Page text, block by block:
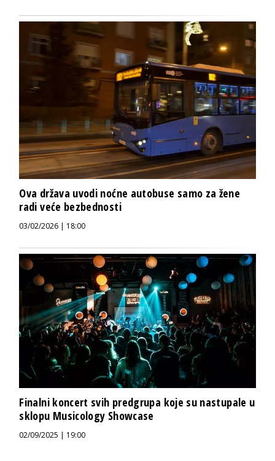
Ova država uvodi noćne autobuse samo za žene
radi veće bezbednosti
03/02/2026 | 18:00
Finalni koncert svih predgrupa koje su nastupale u
sklopu Musicology Showcase
02/09/2025 | 19:00